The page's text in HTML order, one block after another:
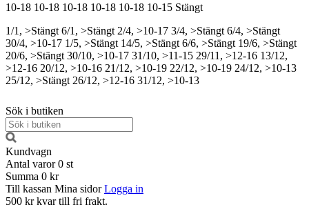
10-18 10-18 10-18 10-18 10-18 10-15 Stängt
1/1, >Stängt 6/1, >Stängt 2/4, >10-17 3/4, >Stängt 6/4, >Stängt
30/4, >10-17 1/5, >Stängt 14/5, >Stängt 6/6, >Stängt 19/6, >Stängt
20/6, >Stängt 30/10, >10-17 31/10, >11-15 29/11, >12-16 13/12,
>12-16 20/12, >10-16 21/12, >10-19 22/12, >10-19 24/12, >10-13
25/12, >Stängt 26/12, >12-16 31/12, >10-13
Sök i butiken
Kundvagn
Antal varor 0 st
Summa 0 kr
Till kassan Mina sidor Logga in
500 kr kvar till fri frakt.